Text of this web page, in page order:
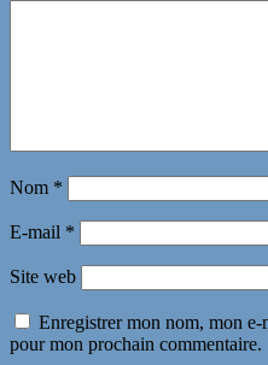
Nom *
E-mail *
Site web
Enregistrer mon nom, mon
pour mon prochain commentaire.